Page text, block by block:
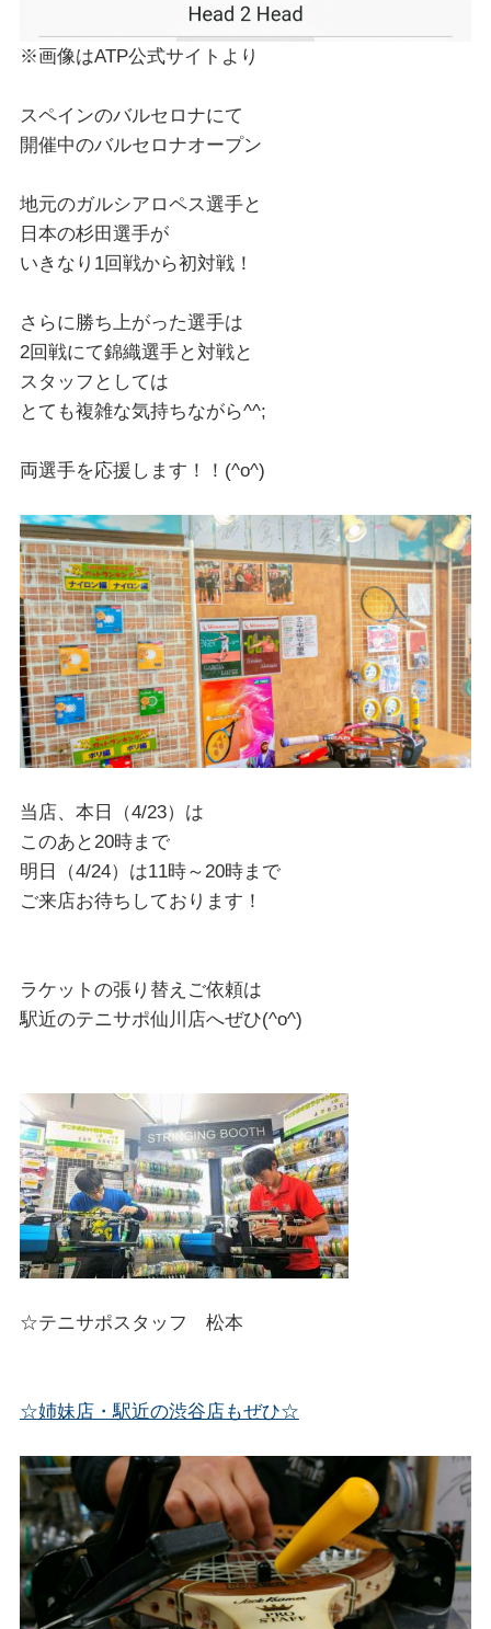
※画像はATP公式サイトより
スペインのバルセロナにて
開催中のバルセロナオープン
地元のガルシアロペス選手と
日本の杉田選手が
いきなり1回戦から初対戦！
さらに勝ち上がった選手は
2回戦にて錦織選手と対戦と
スタッフとしては
とても複雑な気持ちながら^^;
両選手を応援します！！(^o^)
当店、本日（4/23）は
このあと20時まで
明日（4/24）は11時～20時まで
ご来店お待ちしております！
ラケットの張り替えご依頼は
駅近のテニサポ仙川店へぜひ(^o^)
☆テニサポスタッフ 松本
☆姉妹店・駅近の渋谷店もぜひ☆